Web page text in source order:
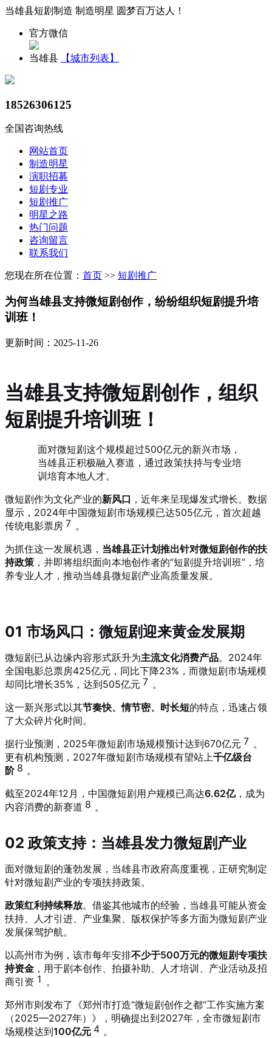
当雄县短剧制造 制造明星 圆梦百万达人！
官方微信
当雄县 【城市列表】
18526306125
全国咨询热线
网站首页
制造明星
演职招募
短剧专业
短剧推广
明星之路
热门问题
咨询留言
联系我们
您现在所在位置： 首页 >> 短剧推广
为何当雄县支持微短剧创作，纷纷组织短剧提升培
训班！
更新时间：2025-11-26
当雄县支持微短剧创作，组织
短剧提升培训班！
面对微短剧这个规模超过500亿元的新兴市场，
当雄县正积极融入赛道，通过政策扶持与专业培
训培育本地人才。
微短剧作为文化产业的新风口 ，近年来呈现爆发式增长。数据
显示，2024年中国微短剧市场规模已达505亿元，首次超越
传统电影票房 7 。
为抓住这一发展机遇， 当雄县正计划推出针对微短剧创作的扶
持政策 ，并即将组织面向本地创作者的“短剧提升培训班”，培
养专业人才，推动当雄县微短剧产业高质量发展。
01 市场风口：微短剧迎来黄金发展期
微短剧已从边缘内容形式跃升为主流文化消费产品。2024年
全国电影总票房425亿元，同比下降23%，而微短剧市场规模
却同比增长35%，达到505亿元 7 。
这一新兴形式以其节奏快、情节密、时长短的特点，迅速占领
了大众碎片化时间。
据行业预测，2025年微短剧市场规模预计达到670亿元 7 。
更有机构预测，2027年微短剧市场规模有望站上千亿级台
阶 8 。
截至2024年12月，中国微短剧用户规模已高达6.62亿，成为
内容消费的新赛道 8 。
02 政策支持：当雄县发力微短剧产业
面对微短剧的蓬勃发展，当雄县市政府高度重视，正研究制定
针对微短剧产业的专项扶持政策。
政策红利持续释放。借鉴其他城市的经验，当雄县可能从资金
扶持、人才引进、产业集聚、版权保护等多方面为微短剧产业
发展保驾护航。
以高州市为例，该市每年安排不少于500万元的微短剧专项扶
持资金 ，用于剧本创作、拍摄补助、人才培训、产业活动及招
商引资 1 。
郑州市则发布了《郑州市打造“微短剧创作之都”工作实施方案
（2025—2027年）》，明确提出到2027年，全市微短剧市
场规模达到100亿元 4 。